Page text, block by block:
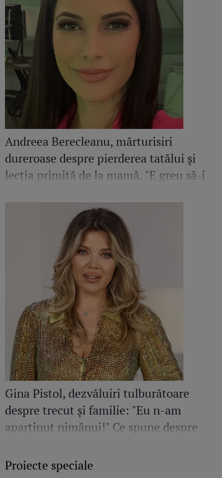
Andreea Berecleanu, mărturisiri
dureroase despre pierderea tatălui și
lecția primită de la mamă. "E greu să-i
Gina Pistol, dezvăluiri tulburătoare
despre trecut și familie: "Eu n-am
aparținut nimănui!" Ce spune despre
Proiecte speciale